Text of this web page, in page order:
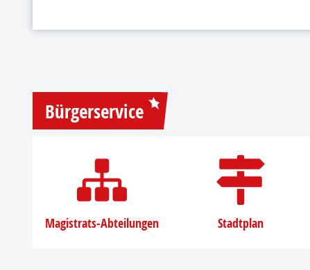
Bürgerservice
Magistrats-Abteilungen Stadtplan